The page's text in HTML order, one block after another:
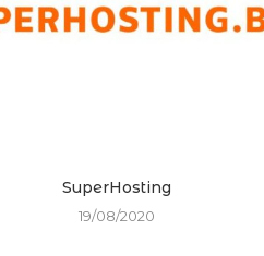
SuperHosting
19/08/2020